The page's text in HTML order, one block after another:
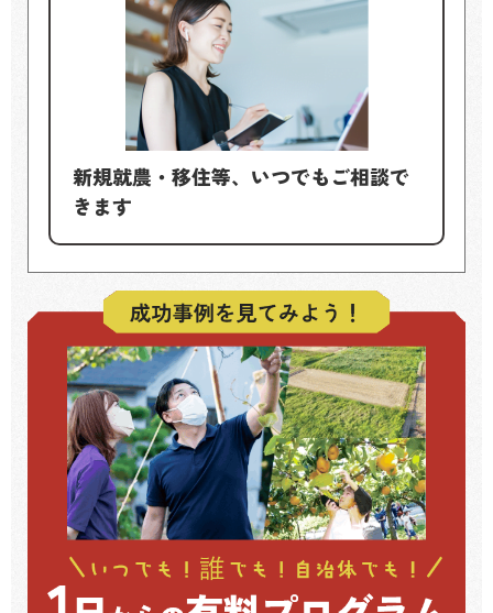
新規就農・移住等、いつでもご相談で
きます